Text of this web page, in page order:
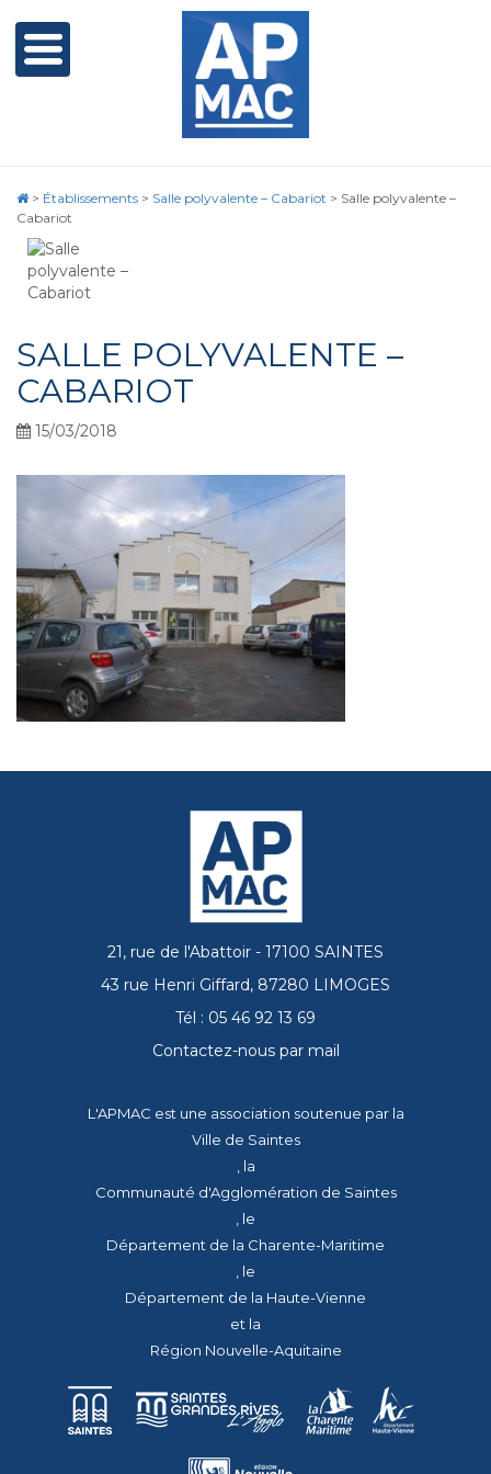
> Établissements > Salle polyvalente – Cabariot > Salle polyvalente –
Cabariot
SALLE POLYVALENTE –
CABARIOT
15/03/2018
21, rue de l'Abattoir - 17100 SAINTES
43 rue Henri Giffard, 87280 LIMOGES
Tél : 05 46 92 13 69
Contactez-nous par mail
L'APMAC est une association soutenue par la
Ville de Saintes
, la
Communauté d'Agglomération de Saintes
, le
Département de la Charente-Maritime
, le
Département de la Haute-Vienne
et la
Région Nouvelle-Aquitaine